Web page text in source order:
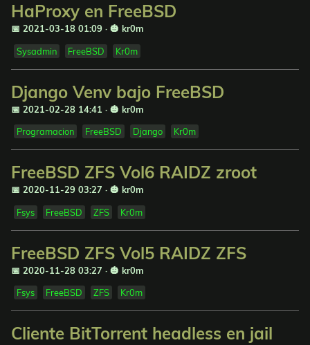
Badguys
Donar
HaProxy en FreeBSD
📅 2021-03-18 01:09 · 🎃 kr0m
Sysadmin FreeBSD Kr0m
Django Venv bajo FreeBSD
📅 2021-02-28 14:41 · 🎃 kr0m
Programacion FreeBSD Django Kr0m
FreeBSD ZFS Vol6 RAIDZ zroot
📅 2020-11-29 03:27 · 🎃 kr0m
Fsys FreeBSD ZFS Kr0m
FreeBSD ZFS Vol5 RAIDZ ZFS
📅 2020-11-28 03:27 · 🎃 kr0m
Fsys FreeBSD ZFS Kr0m
Cliente BitTorrent headless en jail